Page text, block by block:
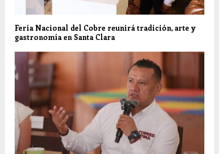
Feria Nacional del Cobre reunirá tradición, arte y
gastronomía en Santa Clara